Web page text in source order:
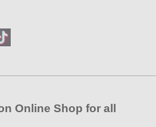
Online Shop for all